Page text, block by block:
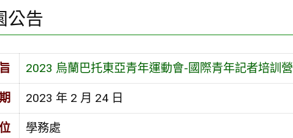
公告
2023 烏蘭巴托東亞青年運動會-國際青年記者培訓營
2023 年 2 月 24 日
學務處